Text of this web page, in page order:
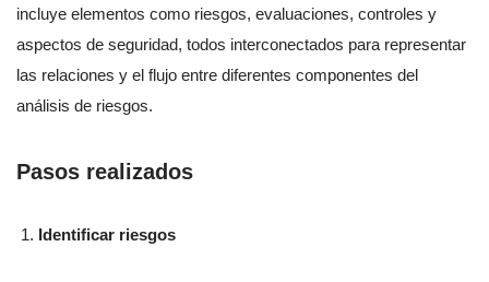
incluye elementos como riesgos, evaluaciones, controles y
aspectos de seguridad, todos interconectados para representar
las relaciones y el flujo entre diferentes componentes del
análisis de riesgos.
Pasos realizados
Identificar riesgos